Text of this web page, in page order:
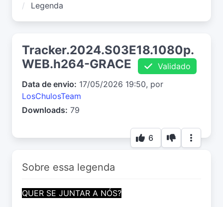
Legenda
Tracker.2024.S03E18.1080p.
WEB.h264-GRACE
Validado
Data de envio: 17/05/2026 19:50, por
LosChulosTeam
Downloads: 79
6
Sobre essa legenda
QUER SE JUNTAR A NÓS?